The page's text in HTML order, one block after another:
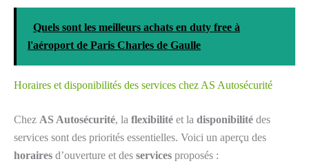
Quels sont les meilleurs achats en duty free à
l'aéroport de Paris Charles de Gaulle
Horaires et disponibilités des services chez AS Autosécurité
Chez AS Autosécurité, la flexibilité et la disponibilité des
services sont des priorités essentielles. Voici un aperçu des
horaires d’ouverture et des services proposés :